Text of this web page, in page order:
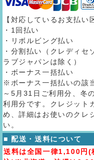
【対応しているお支払い
・1回払い
・リボルビング払い
・分割払い（クレディセ
ラブジャパンは除く）
・ボーナス一括払い
※ボーナス一括払いの該
～5月31日ご利用分、冬
利用分です。クレジット
め、詳細はお使いのクレ
い。
■ 配送・送料について
送料は全国一律1,100円(